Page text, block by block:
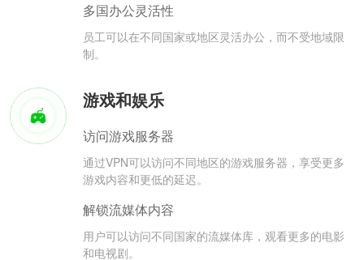
多国办公灵活性
员工可以在不同国家或地区灵活办公，而不受地域限
制。
游戏和娱乐
访问游戏服务器
通过VPN可以访问不同地区的游戏服务器，享受更多
游戏内容和更低的延迟。
解锁流媒体内容
用户可以访问不同国家的流媒体库，观看更多的电影
和电视剧。